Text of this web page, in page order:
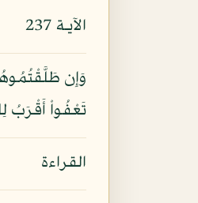
الآيـة 237
وَإِن
تَعْفُواْ أَقْرَبُ
القراءة